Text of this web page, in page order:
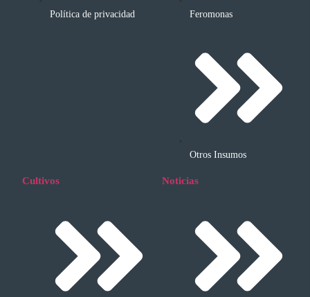
Política de privacidad Feromonas
Otros Insumos
Cultivos Noticias